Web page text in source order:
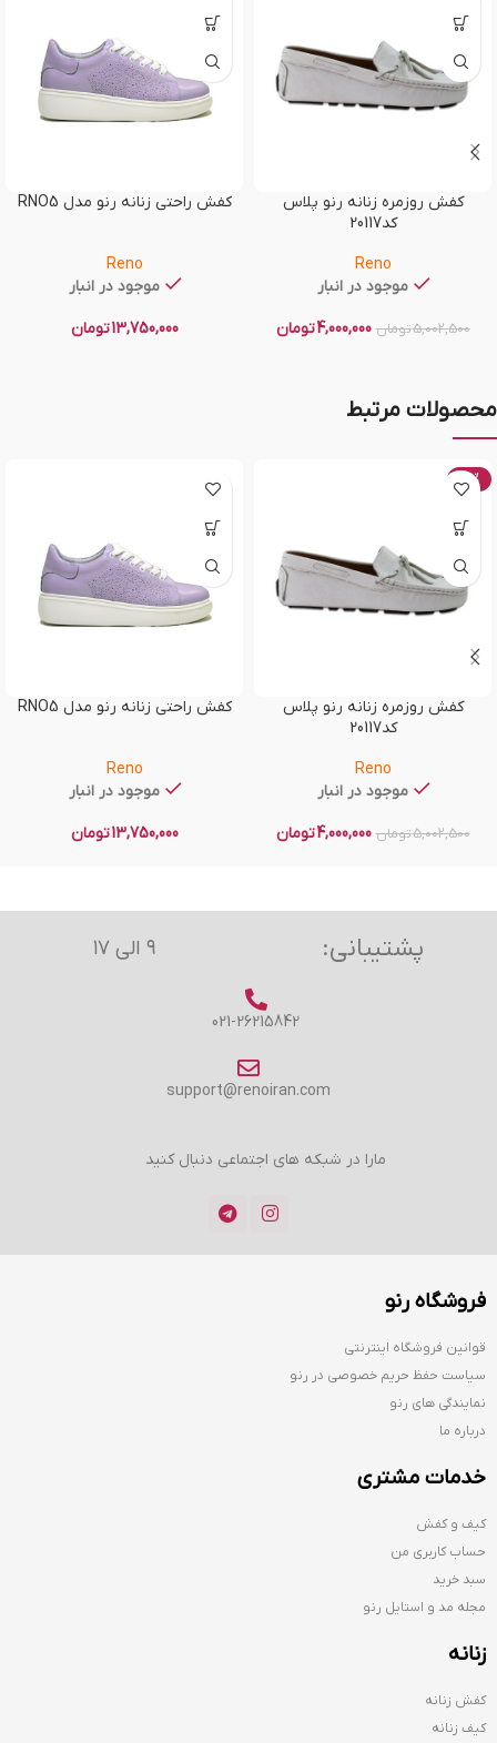
کفش روزمره زنانه رنو پلاس
کد20117
Reno
موجود در انبار
5,002,500تومان 4,000,000تومان
کفش راحتی زنانه رنو مدل RNO5
Reno
موجود در انبار
13,750,000تومان
محصولات مرتبط
-20%
کفش روزمره زنانه رنو پلاس
کد20117
Reno
موجود در انبار
5,002,500تومان 4,000,000تومان
کفش راحتی زنانه رنو مدل RNO5
Reno
موجود در انبار
13,750,000تومان
پشتیبانی: ۹ الی ۱۷
021-26215842
support@renoiran.com
مارا در شبکه های اجتماعی دنبال کنید
فروشگاه رنو
قوانین فروشگاه اینترنتی
سیاست حفظ حریم خصوصی در رنو
نمایندگی های رنو
درباره ما
خدمات مشتری
کیف و کفش
حساب کاربری من
سبد خرید
مجله مد و استایل رنو
زنانه
کفش زنانه
کیف زنانه